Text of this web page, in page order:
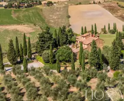
莊園的中心是佔地一公頃
泳池，營造出一片俯瞰奧
景的寧靜綠洲。
該農田包括17 公頃耕地、
橄欖園，具有生產葡萄酒和
這兩者都是錫耶納鄉村的